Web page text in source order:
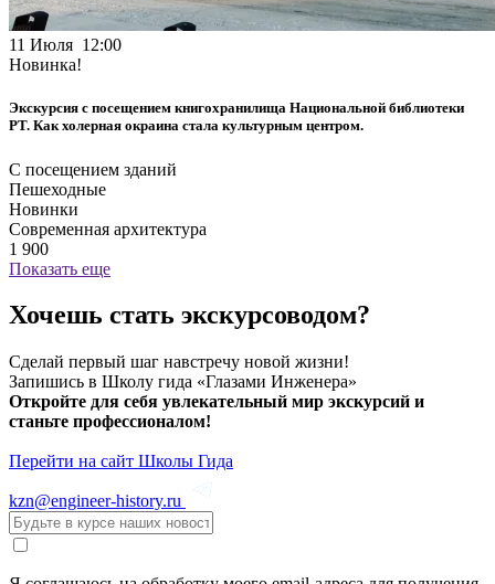
11 Июля 12:00
Новинка!
Экскурсия с посещением книгохранилища Национальной библиотеки
РТ. Как холерная окраина стала культурным центром.
С посещением зданий
Пешеходные
Новинки
Современная архитектура
1 900
Показать еще
Хочешь стать экскурсоводом?
Сделай первый шаг навстречу новой жизни!
Запишись в Школу гида «Глазами Инженера»
Откройте для себя увлекательный мир экскурсий и
станьте профессионалом!
Перейти на сайт Школы Гида
kzn@engineer-history.ru